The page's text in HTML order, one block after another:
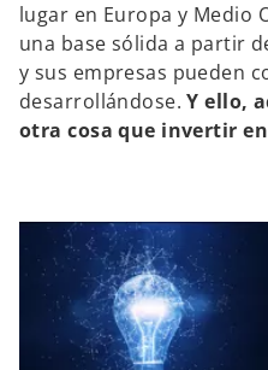
lugar en Europa y Medio
una base sólida a partir
y sus empresas pueden
desarrollándose.Y ello,
otra cosa que invertir